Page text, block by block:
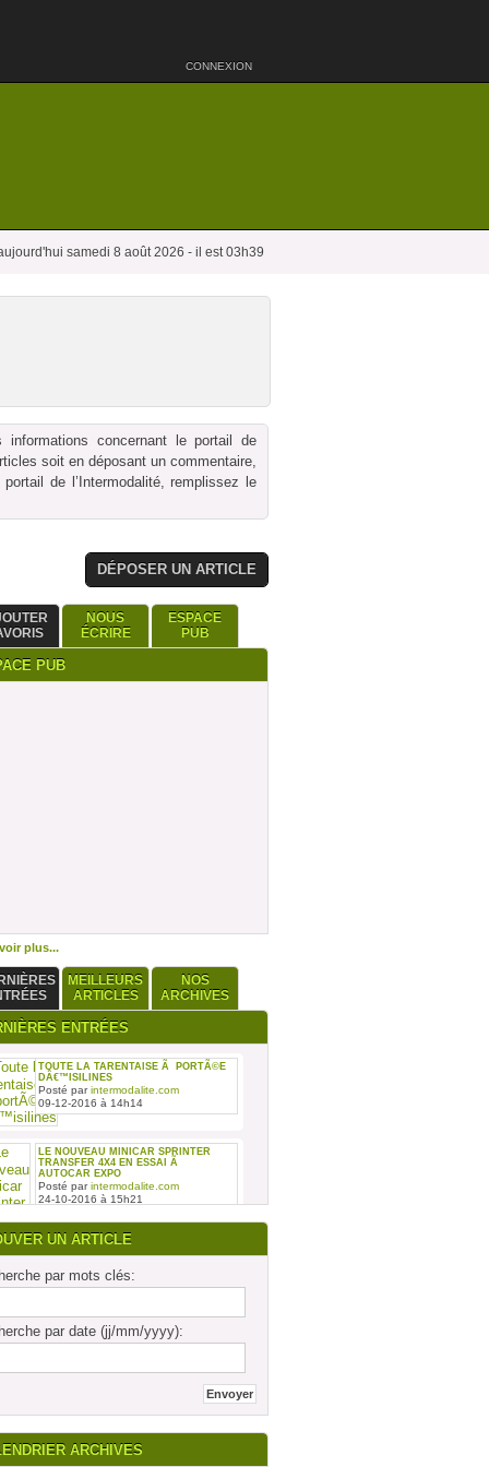
CONNEXION
samedi 8 août 2026 - il est 03h39
concernant le portail de
soit en déposant un commentaire,
de l’Intermodalité, remplissez le
DÉPOSER UN ARTICLE
NOUS
ÉCRIRE
ESPACE
PUB
PUB
plus...
MEILLEURS
ARTICLES
NOS
ARCHIVES
ENTRÉES
TOUTE LA TARENTAISE Ã PORTÃ©E
DÂ€™ISILINES
Posté parintermodalite.com
09-12-2016 à 14h14
LE NOUVEAU MINICAR SPRINTER
TRANSFER 4X4 EN ESSAI Ã
AUTOCAR EXPO
Posté parintermodalite.com
24-10-2016 à 15h21
REMISE DES SIX PREMIERS INTOURO
MERCEDES-BENZ ASSEMBLÃ©S SUR
LE SITE DAIMLER BUSES DE LIGNY-
28-09-2016 à 17h19
UN ARTICLE
par mots clés:
par date (jj/mm/yyyy):
ARCHIVES